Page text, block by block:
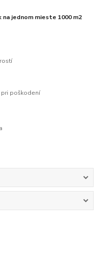
jednom mieste 1000 m2
pri poškodení